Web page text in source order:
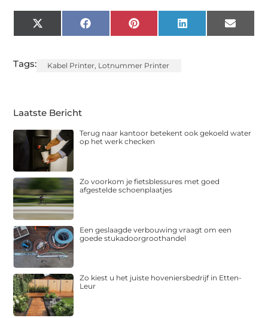
X
(Twitter)
FacebookPinterest LinkedIn Email
Tags: Kabel Printer, Lotnummer Printer
Laatste Bericht
Terug naar kantoor betekent ook gekoeld water
op het werk checken
Zo voorkom je fietsblessures met goed
afgestelde schoenplaatjes
Een geslaagde verbouwing vraagt om een
goede stukadoorgroothandel
Zo kiest u het juiste hoveniersbedrijf in Etten-
Leur